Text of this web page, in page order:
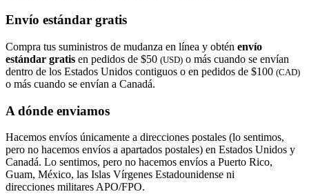
Envío estándar gratis
Compra tus suministros de mudanza en línea y obtén envío
estándar gratis en pedidos de $50 (USD) o más cuando se envían
dentro de los Estados Unidos contiguos o en pedidos de $100 (CAD)
o más cuando se envían a Canadá.
A dónde enviamos
Hacemos envíos únicamente a direcciones postales (lo sentimos,
pero no hacemos envíos a apartados postales) en Estados Unidos y
Canadá. Lo sentimos, pero no hacemos envíos a Puerto Rico,
Guam, México, las Islas Vírgenes Estadounidense ni
direcciones militares APO/FPO.